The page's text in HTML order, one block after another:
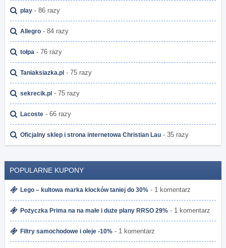
play - 86 razy
Allegro - 84 razy
tołpa - 76 razy
Taniaksiazka.pl - 75 razy
sekrecik.pl - 75 razy
Lacoste - 66 razy
Oficjalny sklep i strona internetowa Christian Lau - 35 razy
POPULARNE KUPONY
Lego – kultowa marka klocków taniej do 30% - 1 komentarz
Pożyczka Prima na na małe i duże plany RRSO 29% - 1 komentarz
Filtry samochodowe i oleje -10% - 1 komentarz